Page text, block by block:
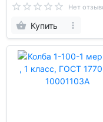
Нет
Купить